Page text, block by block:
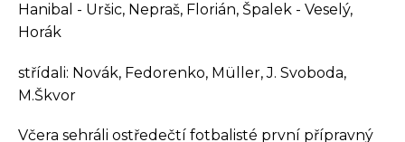
Hanibal - Uršic, Nepraš, Florián, Špalek - Veselý,
Horák
střídali: Novák, Fedorenko, Müller, J. Svoboda,
M.Škvor
Včera sehráli ostředečtí fotbalisté první přípravný